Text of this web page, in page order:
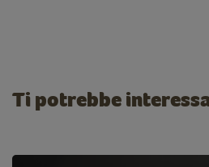
Ti potrebbe